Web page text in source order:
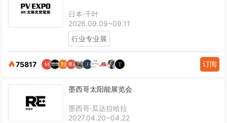
日本·千叶
2026.09.09~09.11
行业专业展
75817 订阅
墨西哥太阳能展览会
墨西哥·瓜达拉哈拉
2027.04.20~04.22